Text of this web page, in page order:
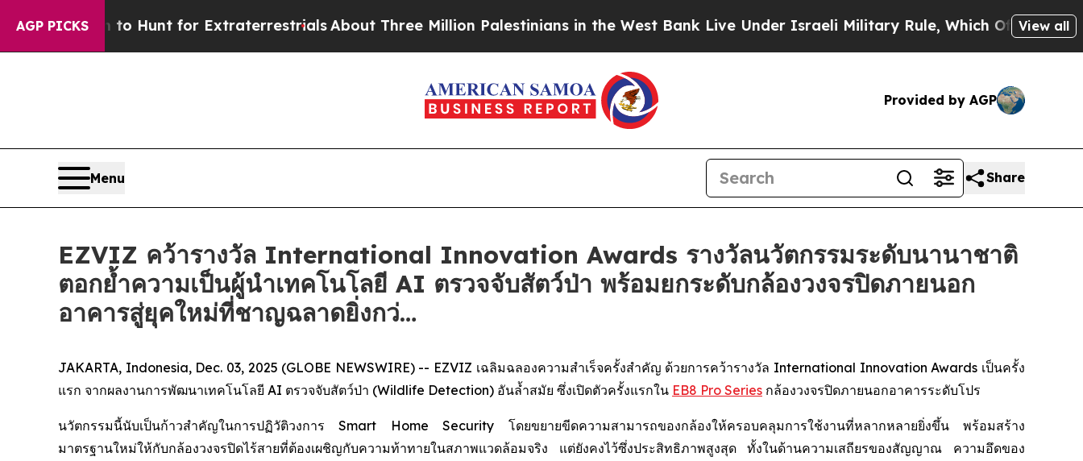
AGP PICKSto Hunt for ExtraterrestrialsAbout Three Million Palestinians in the West Bank Live Under Israeli Military Rule, Which Offers Them few, if
View all
Provided by AGP
Menu Share
EZVIZ คว้ารางวัล International Innovation Awards รางวัลนวัตกรรมระดับนานาชาติ
ตอกย้ำความเป็นผู้นำเทคโนโลยี AI ตรวจจับสัตว์ป่า พร้อมยกระดับกล้องวงจรปิดภายนอก
อาคารสู่ยุคใหม่ที่ชาญฉลาดยิ่งกว่…
JAKARTA, Indonesia, Dec. 03, 2025 (GLOBE NEWSWIRE) -- EZVIZ เฉลิมฉลองความสำเร็จครั้งสำคัญ ด้วยการคว้ารางวัล International Innovation Awards เป็นครั้ง
แรก จากผลงานการพัฒนาเทคโนโลยี AI ตรวจจับสัตว์ป่า (Wildlife Detection) อันล้ำสมัย ซึ่งเปิดตัวครั้งแรกใน EB8 Pro Series กล้องวงจรปิดภายนอกอาคารระดับโปร
นวัตกรรมนี้นับเป็นก้าวสำคัญในการปฏิวัติวงการ Smart Home Security โดยขยายขีดความสามารถของกล้องให้ครอบคลุมการใช้งานที่หลากหลายยิ่งขึ้น พร้อมสร้าง
มาตรฐานใหม่ให้กับกล้องวงจรปิดไร้สายที่ต้องเผชิญกับความท้าทายในสภาพแวดล้อมจริง แต่ยังคงไว้ซึ่งประสิทธิภาพสูงสุด ทั้งในด้านความเสถียรของสัญญาณ ความอึดของ